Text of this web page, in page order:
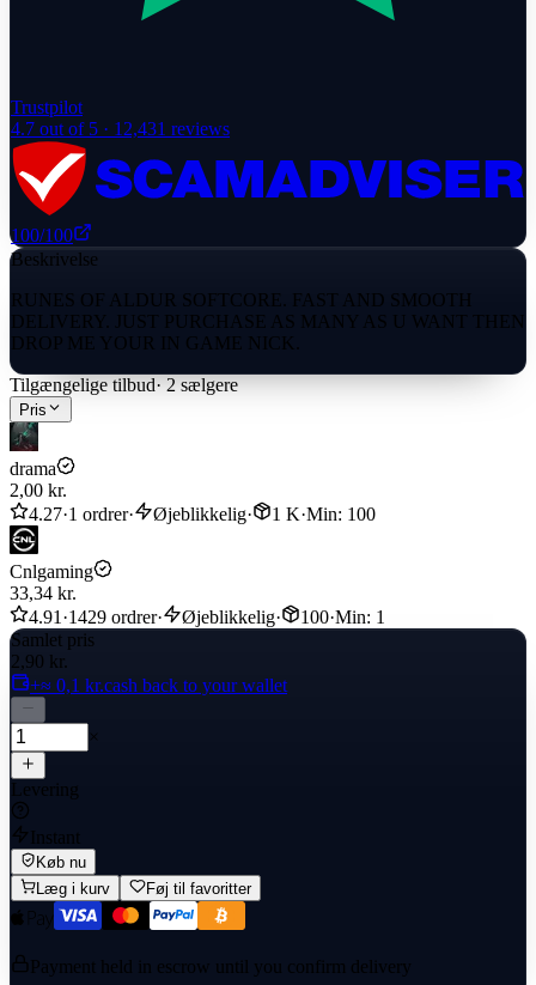
Trustpilot
4.7 out of 5 · 12,431 reviews
100/100
Beskrivelse
RUNES OF ALDUR SOFTCORE. FAST AND SMOOTH
DELIVERY. JUST PURCHASE AS MANY AS U WANT THEN
DROP ME YOUR IN GAME NICK.
Tilgængelige tilbud· 2 sælgere
Pris
drama
2,00 kr.
4.27·1 ordrer· Øjeblikkelig· 1 K·Min: 100
Cnlgaming
33,34 kr.
4.91 ·1429 ordrer· Øjeblikkelig· 100·Min: 1
Samlet pris
2,90 kr.
+≈ 0,1 kr.cash back to your wallet
×
Levering
Instant
Køb nu
Læg i kurv
Føj til favoritter
Payment held in escrow until you confirm delivery